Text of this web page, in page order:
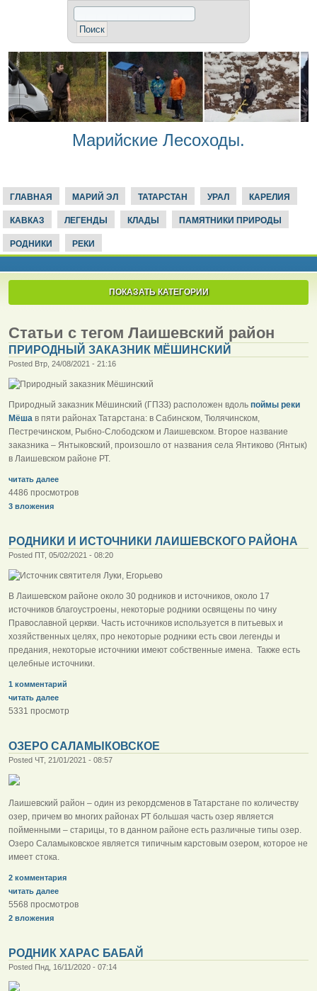
Марийские Лесоходы.
ГЛАВНАЯ МАРИЙ ЭЛ ТАТАРСТАН УРАЛ КАРЕЛИЯ
КАВКАЗ ЛЕГЕНДЫ КЛАДЫ ПАМЯТНИКИ ПРИРОДЫ
РОДНИКИ РЕКИ
ПОКАЗАТЬ КАТЕГОРИИ
Статьи с тегом Лаишевский район
ПРИРОДНЫЙ ЗАКАЗНИК МЁШИНСКИЙ
Posted Втр, 24/08/2021 - 21:16
Природный заказник Мёшинский (ГПЗЗ) расположен вдоль поймы реки
Мёша в пяти районах Татарстана: в Сабинском, Тюлячинском,
Пестречинском, Рыбно-Слободском и Лаишевском. Второе название
заказника – Янтыковский, произошло от названия села Янтиково (Янтык)
в Лаишевском районе РТ.
читать далее
4486 просмотров
3 вложения
РОДНИКИ И ИСТОЧНИКИ ЛАИШЕВСКОГО РАЙОНА
Posted ПТ, 05/02/2021 - 08:20
В Лаишевском районе около 30 родников и источников, около 17
источников благоустроены, некоторые родники освящены по чину
Православной церкви. Часть источников используется в питьевых и
хозяйственных целях, про некоторые родники есть свои легенды и
предания, некоторые источники имеют собственные имена. Также есть
целебные источники.
1 комментарий
читать далее
5331 просмотр
ОЗЕРО САЛАМЫКОВСКОЕ
Posted ЧТ, 21/01/2021 - 08:57
Лаишевский район – один из рекордсменов в Татарстане по количеству
озер, причем во многих районах РТ большая часть озер является
пойменными – старицы, то в данном районе есть различные типы озер.
Озеро Саламыковское является типичным карстовым озером, которое не
имеет стока.
2 комментария
читать далее
5568 просмотров
2 вложения
РОДНИК ХАРАС БАБАЙ
Posted Пнд, 16/11/2020 - 07:14